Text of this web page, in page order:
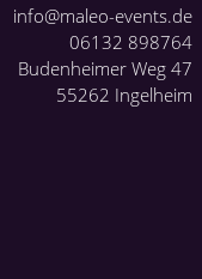
info@maleo-events.de
06132 898764
Budenheimer Weg 47
55262 Ingelheim